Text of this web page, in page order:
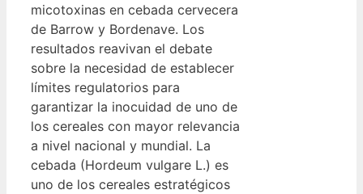
micotoxinas en cebada cervecera
de Barrow y Bordenave. Los
resultados reavivan el debate
sobre la necesidad de establecer
límites regulatorios para
garantizar la inocuidad de uno de
los cereales con mayor relevancia
a nivel nacional y mundial. La
cebada (Hordeum vulgare L.) es
uno de los cereales estratégicos